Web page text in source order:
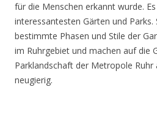
für die Menschen erkannt wurde.
interessantesten Gärten und
bestimmte Phasen und Stile der
im Ruhrgebiet und machen auf die
Parklandschaft der Metropole Ruhr
neugierig.